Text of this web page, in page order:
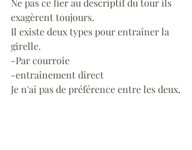
Ne pas ce fier au descriptif du tour ils
exagèrent toujours.
Il existe deux types pour entraîner la
girelle.
-Par courroie
-entraînement direct
Je n'ai pas de préférence entre les deux.